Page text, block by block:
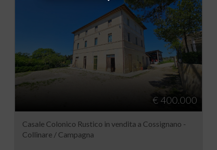
€ 400.000
Casale Colonico Rustico in vendita a Cossignano -
Collinare / Campagna